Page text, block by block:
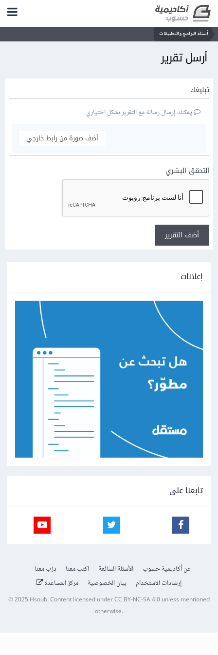
أسئلة البرامج والتطبيقات
أرسل تقرير
تبليغك
يمكنك إرسال رسالة مع التقرير بشكل اختياري
أضف صورة من رابط خارجي
التحقق البشري
أضف التقرير
إعلانات
تابعنا على
عن أكاديمية حسوب الأسئلة الشائعة اكتب معنا
درّب معنا
إرشادات الاستخدام
بيان الخصوصية مركز المساعدة
© 2025 Hsoub.Content licensed underCC BY-NC-SA 4.0unless mentioned
otherwise.